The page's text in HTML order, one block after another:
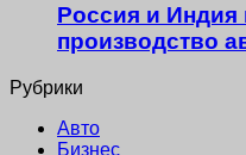
Россия и Индия
производство
Рубрики
Авто
Бизнес